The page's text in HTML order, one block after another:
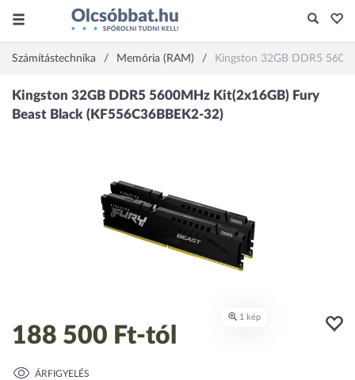
Számítástechnika Memória (RAM) Kingston 32GB DDR5
188 500 Ft-tól
ÁRFIGYELÉS